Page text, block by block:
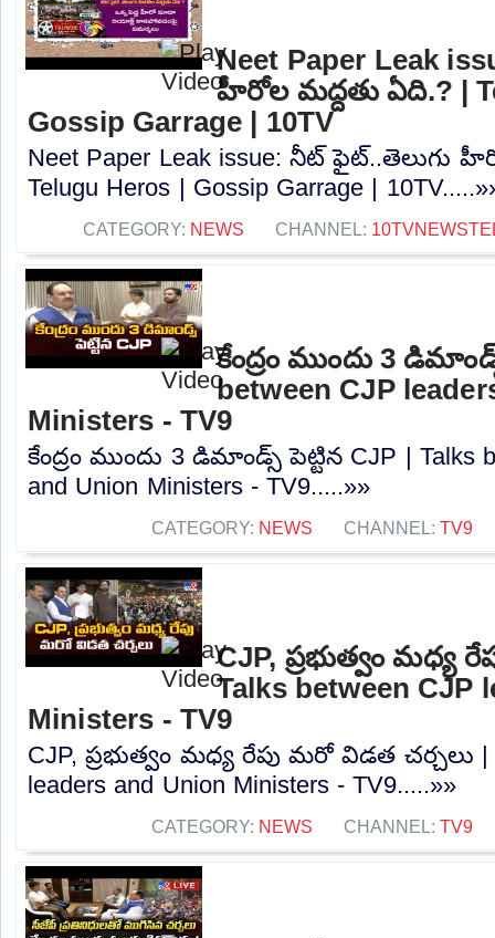
Neet Paper Leak
హీరోల మద్దతు ఏది.? |
Gossip Garrage | 10TV
Neet Paper Leak issue: నీట్ ఫైట్..తెలుగు
Telugu Heros | Gossip Garrage |
CATEGORY: NEWS CHANNEL:
కేంద్రం ముందు 3
between CJP
Ministers - TV9
కేంద్రం ముందు 3 డిమాండ్స్ పెట్టిన CJP | Talks
and Union Ministers - TV9.....»»
CATEGORY: NEWS CHANNEL: TV9
CJP, ప్రభుత్వం మధ్య
Talks between CJP
Ministers - TV9
CJP, ప్రభుత్వం మధ్య రేపు మరో విడత చర్చలు |
leaders and Union Ministers - TV9.....»»
CATEGORY: NEWS CHANNEL: TV9